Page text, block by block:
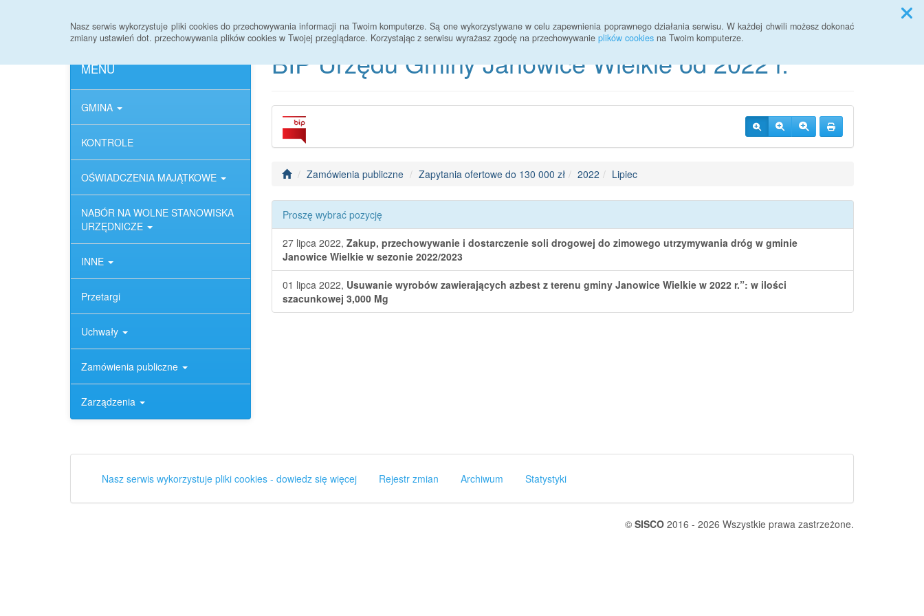
Nasz serwis wykorzystuje pliki cookies do przechowywania informacji na Twoim komputerze. Są one wykorzystywane w celu zapewnienia poprawnego działania serwisu. W każdej chwili możesz dokonać
zmiany ustawień dot. przechowywania plików cookies w Twojej przeglądarce. Korzystając z serwisu wyrażasz zgodę na przechowywanie plików cookies na Twoim komputerze.
MENU
GMINA
KONTROLE
OŚWIADCZENIA MAJĄTKOWE
NABÓR NA WOLNE STANOWISKA
URZĘDNICZE
INNE
Przetargi
Uchwały
Zamówienia publiczne
Zarządzenia
BIP Urzędu Gminy Janowice Wielkie od 2022 r.
Zamówienia publiczne Zapytania ofertowe do 130 000 zł 2022 Lipiec
Proszę wybrać pozycję
27 lipca 2022, Zakup, przechowywanie i dostarczenie soli drogowej do zimowego utrzymywania dróg w gminie
Janowice Wielkie w sezonie 2022/2023
01 lipca 2022, Usuwanie wyrobów zawierających azbest z terenu gminy Janowice Wielkie w 2022 r.”: w ilości
szacunkowej 3,000 Mg
Nasz serwis wykorzystuje pliki cookies - dowiedz się więcej Rejestr zmian Archiwum Statystyki
© SISCO 2016 - 2026 Wszystkie prawa zastrzeżone.